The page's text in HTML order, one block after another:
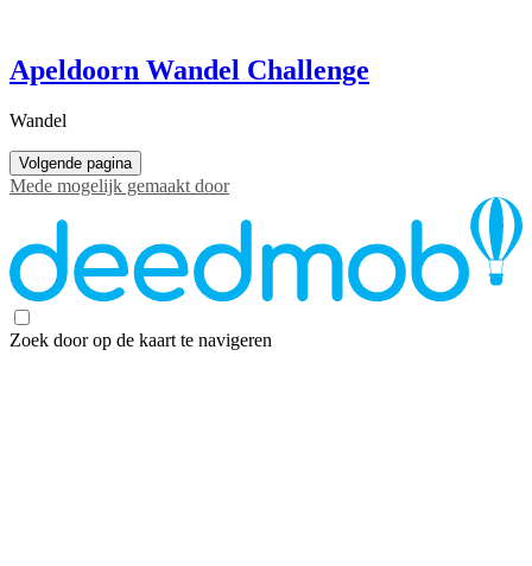
Apeldoorn Wandel Challenge
Wandel
Volgende pagina
Mede mogelijk gemaakt door
Zoek door op de kaart te navigeren